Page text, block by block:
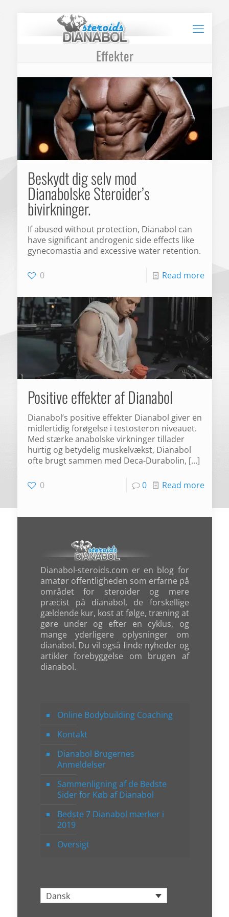
Effekter
Beskydt dig selv mod
Dianabolske Steroider’s
bivirkninger.
If abused without protection, Dianabol can
have significant androgenic side effects like
gynecomastia and excessive water retention.
0 Read more
Positive effekter af Dianabol
Dianabol’s positive effekter Dianabol giver en
midlertidig forøgelse i testosteron niveauet.
Med stærke anabolske virkninger tillader
hurtig og betydelig muskelvækst, Dianabol
ofte brugt sammen med Deca-Durabolin, […]
0 0 Read more
Dianabol-steroids.com er en blog for
amatør offentligheden som erfarne på
området for steroider og mere
præcist på dianabol, de forskellige
gældende kur, kost at følge, træning at
gøre under og efter en cyklus, og
mange yderligere oplysninger om
dianabol. Du vil også finde nyheder og
artikler forebyggelse om brugen af
dianabol.
Online Bodybuilding Coaching
Kontakt
Dianabol Brugernes
Anmeldelser
Sammenligning af de Bedste
Sider for Køb af Dianabol
Bedste 7 Dianabol mærker i
2019
Oversigt
Dansk